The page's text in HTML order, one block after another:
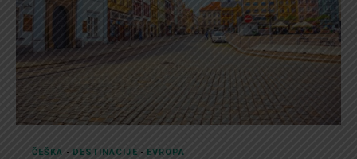
ČEŠKA - DESTINACIJE - EVROPA